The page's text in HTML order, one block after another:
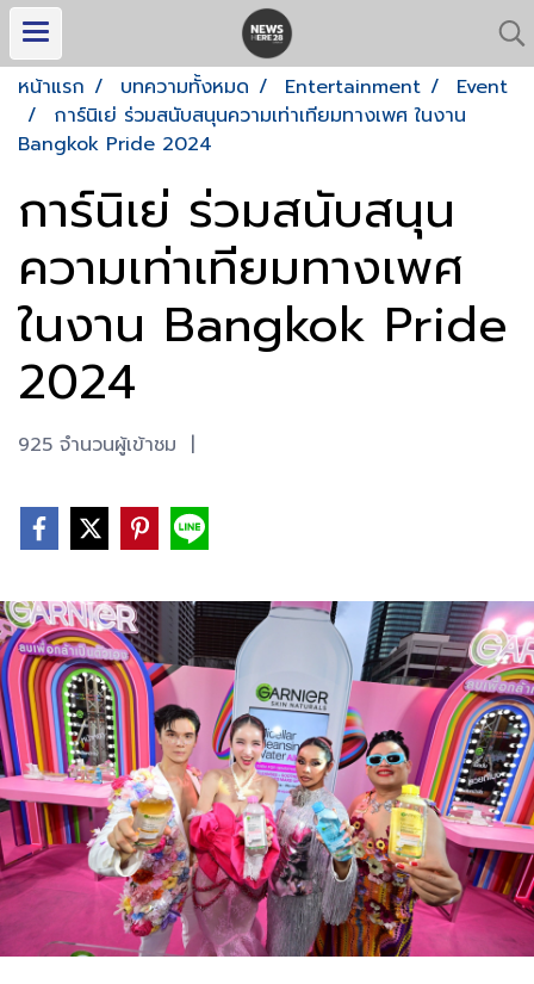
หน้าแรก บทความทั้งหมด Entertainment
Event
การ์นิเย่ ร่วมสนับสนุนความเท่าเทียมทางเพศ ในงาน
Bangkok Pride 2024
การ์นิเย่ ร่วมสนับสนุน
ความเท่าเทียมทางเพศ
ในงาน Bangkok Pride
2024
925 จำนวนผู้เข้าชม |